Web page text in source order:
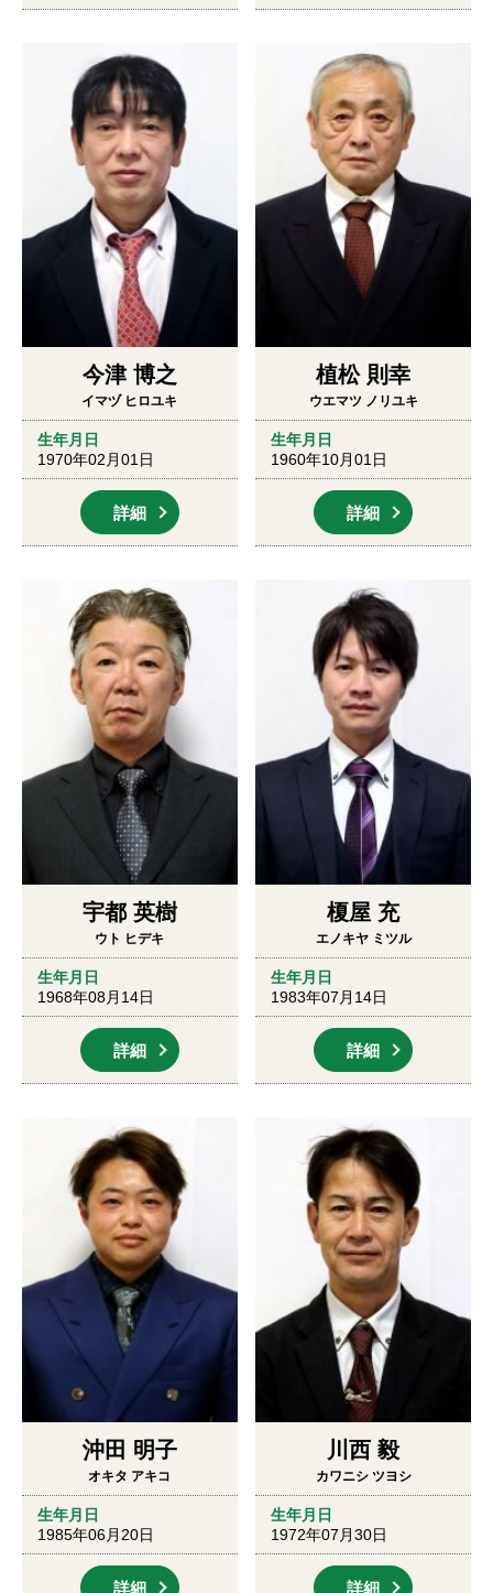
今津 博之
イマヅ ヒロユキ
生年月日
1970年02月01日
詳細
植松 則幸
ウエマツ ノリユキ
生年月日
1960年10月01日
詳細
宇都 英樹
ウト ヒデキ
生年月日
1968年08月14日
詳細
榎屋 充
エノキヤ ミツル
生年月日
1983年07月14日
詳細
沖田 明子
オキタ アキコ
生年月日
1985年06月20日
詳細
川西 毅
カワニシ ツヨシ
生年月日
1972年07月30日
詳細